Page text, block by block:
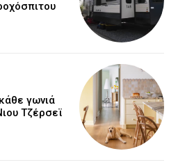
γωνιά
Τζέρσεϊ